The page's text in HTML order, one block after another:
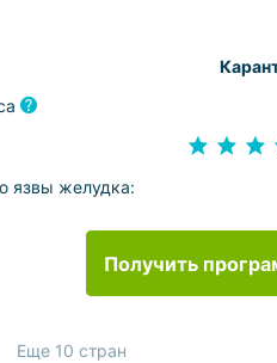
язвы желудка:
Получить
Еще 10 стран